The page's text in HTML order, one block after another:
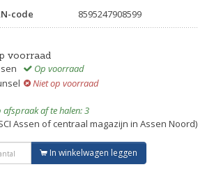
code
8595247908599
voorraad
Op voorraad
Niet op voorraad
afspraak af te halen: 3
Assen of centraal magazijn in Assen Noord)
In winkelwagen leggen